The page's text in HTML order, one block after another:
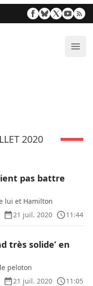
2020
pas battre
lui et Hamilton
21 juil. 2020
11:44
très solide’ en
peloton
21 juil. 2020
11:05